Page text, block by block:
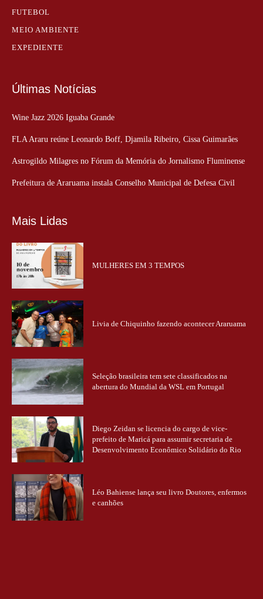
FUTEBOL
MEIO AMBIENTE
EXPEDIENTE
Últimas Notícias
Wine Jazz 2026 Iguaba Grande
FLA Araru reúne Leonardo Boff, Djamila Ribeiro, Cissa Guimarães
Astrogildo Milagres no Fórum da Memória do Jornalismo Fluminense
Prefeitura de Araruama instala Conselho Municipal de Defesa Civil
Mais Lidas
MULHERES EM 3 TEMPOS
Livia de Chiquinho fazendo acontecer Araruama
Seleção brasileira tem sete classificados na
abertura do Mundial da WSL em Portugal
Diego Zeidan se licencia do cargo de vice-
prefeito de Maricá para assumir secretaria de
Desenvolvimento Econômico Solidário do Rio
Léo Bahiense lança seu livro Doutores, enfermos
e canhões